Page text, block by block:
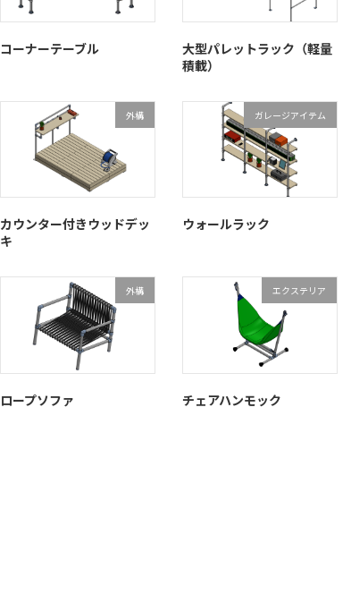
コーナーテーブル
大型パレットラック（軽量
積載）
外構
カウンター付きウッドデッ
キ
ガレージアイテム
ウォールラック
外構
ロープソファ
エクステリア
チェアハンモック